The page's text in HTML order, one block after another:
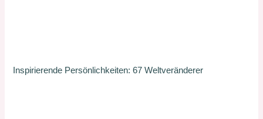
Inspirierende Persönlichkeiten: 67 Weltveränderer